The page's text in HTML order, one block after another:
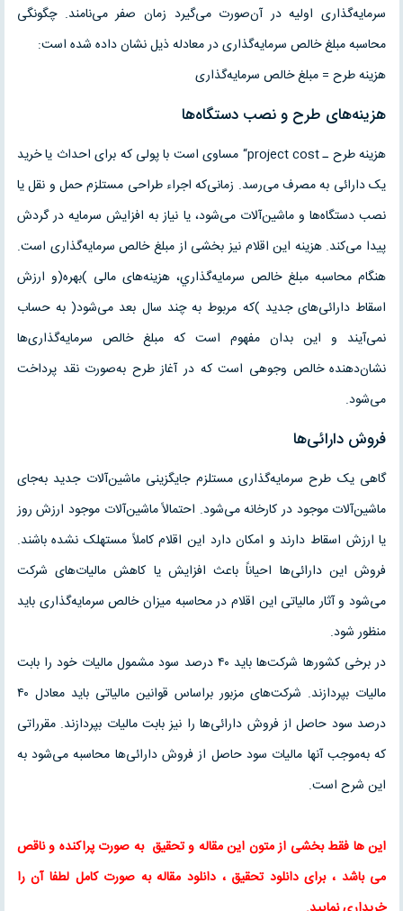
سرمايه‌گذارى اوليه در آن‌صورت مى‌گيرد زمان صفر مى‌نامند. چگونگى
محاسبه مبلغ خالص سرمايه‌گذارى در معادله ذيل نشان داده شده است:
هزينه طرح = مبلغ خالص سرمايه‌گذارى
هزينه‌هاى طرح و نصب دستگاه‌ها
هزينه طرح ـ project cost“ مساوى است با پولى که براى احداث يا خريد
يک دارائى به مصرف مى‌رسد. زمانى‌که اجراء طراحى مستلزم حمل و نقل يا
نصب دستگاه‌ها و ماشين‌آلات مى‌شود، يا نياز به افزايش سرمايه در گردش
پيدا مى‌کند. هزينه اين اقلام نيز بخشى از مبلغ خالص سرمايه‌گذارى است.
هنگام محاسبه مبلغ خالص سرمايه‌گذاري، هزينه‌هاى مالى )بهره(و ارزش
اسقاط دارائى‌هاى جديد )که مربوط به چند سال بعد مى‌شود( به حساب
نمى‌آيند و اين بدان مفهوم است که مبلغ خالص سرمايه‌گذارى‌ها
نشان‌دهنده خالص وجوهى است که در آغاز طرح به‌صورت نقد پرداخت
مى‌شود.
فروش دارائى‌ها
گاهى يک طرح سرمايه‌گذارى مستلزم جايگزينى ماشين‌آلات جديد به‌جاى
ماشين‌آلات موجود در کارخانه مى‌شود. احتمالاً ماشين‌آلات موجود ارزش روز
يا ارزش اسقاط دارند و امکان دارد اين اقلام کاملاً مستهلک نشده باشند.
فروش اين دارائى‌ها احياناً باعث افزايش يا کاهش ماليات‌هاى شرکت
مى‌شود و آثار مالياتى اين اقلام در محاسبه ميزان خالص سرمايه‌گذارى بايد
منظور شود.
در برخى کشورها شرکت‌ها بايد ۴۰ درصد سود مشمول ماليات خود را بابت
ماليات بپردازند. شرکت‌هاى مزبور براساس قوانين مالياتى بايد معادل ۴۰
درصد سود حاصل از فروش دارائى‌ها را نيز بابت ماليات بپردازند. مقرراتى
که به‌موجب آنها ماليات سود حاصل از فروش دارائى‌ها محاسبه مى‌شود به
اين شرح است.
این ها فقط بخشی از متون اینمقاله وتحقیق به صورت پراکنده و ناقص
می باشد ، برایدانلود تحقیق ، دانلود مقالهبه صورت کامل لطفا آن را